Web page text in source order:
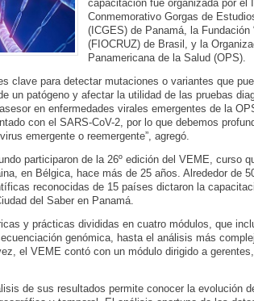
capacitación fue organizada por el
Conmemorativo Gorgas de
(ICGES) de Panamá, la Fundación
(FIOCRUZ) de Brasil, y la
Panamericana de la Salud (OPS).
clave para detectar mutaciones o variantes que
un patógeno y afectar la utilidad de las pruebas
en enfermedades virales emergentes de la
con el SARS-CoV-2, por lo que debemos
emergente o reemergente”, agregó.
participaron de la 26º edición del VEME, curso
en Bélgica, hace más de 25 años. Alrededor de
reconocidas de 15 países dictaron la
del Saber en Panamá.
y prácticas divididas en cuatro módulos, que
genómica, hasta el análisis más
el VEME contó con un módulo dirigido a
de sus resultados permite conocer la evolución